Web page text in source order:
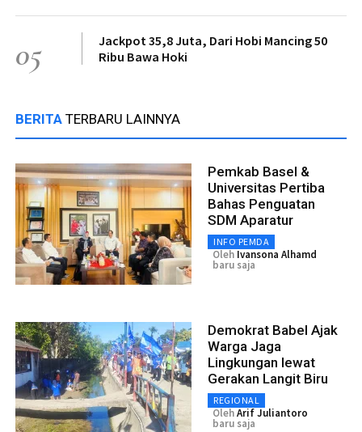
05
Jackpot 35,8 Juta, Dari Hobi Mancing 50
Ribu Bawa Hoki
BERITA TERBARU LAINNYA
Pemkab Basel &
Universitas Pertiba
Bahas Penguatan
SDM Aparatur
INFO PEMDA
Oleh Ivansona Alhamd
baru saja
Demokrat Babel Ajak
Warga Jaga
Lingkungan lewat
Gerakan Langit Biru
REGIONAL
OlehArif Juliantoro
baru saja